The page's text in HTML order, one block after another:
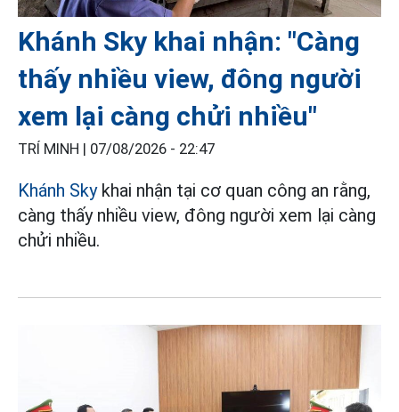
Khánh Sky khai nhận: "Càng
thấy nhiều view, đông người
xem lại càng chửi nhiều"
TRÍ MINH | 07/08/2026 - 22:47
Khánh Skykhai nhận tại cơ quan công an rằng,
càng thấy nhiều view, đông người xem lại càng
chửi nhiều.